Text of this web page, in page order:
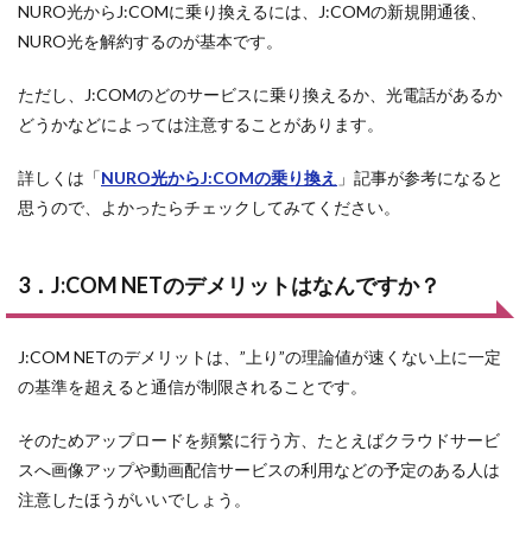
NURO光からJ:COMに乗り換えるには、J:COMの新規開通後、
NURO光を解約するのが基本です。
ただし、J:COMのどのサービスに乗り換えるか、光電話があるか
どうかなどによっては注意することがあります。
詳しくは「NURO光からJ:COMの乗り換え 」記事が参考になると
思うので、よかったらチェックしてみてください。
3．J:COM NETのデメリットはなんですか？
J:COM NETのデメリットは、”上り”の理論値が速くない上に一定
の基準を超えると通信が制限されることです。
そのためアップロードを頻繁に行う方、たとえばクラウドサービ
スへ画像アップや動画配信サービスの利用などの予定のある人は
注意したほうがいいでしょう。